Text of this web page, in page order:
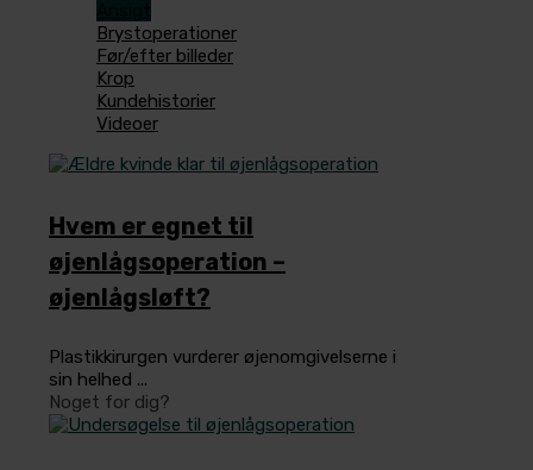
Brystoperationer
Før/efter billeder
Krop
Kundehistorier
Videoer
Hvem er egnet til
øjenlågsoperation –
øjenlågsløft?
Plastikkirurgen vurderer øjenomgivelserne i
sin helhed ...
Noget for dig?